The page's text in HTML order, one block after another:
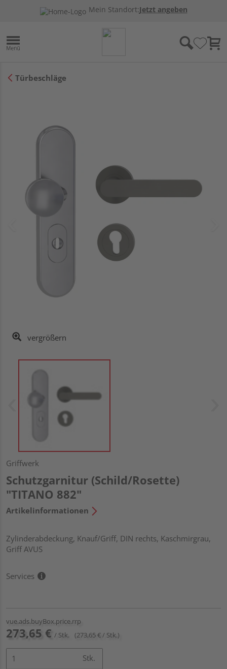
Mein Standort:Jetzt angeben
Türbeschläge
vergrößern
Griffwerk
Schutzgarnitur (Schild/Rosette)
"TITANO 882"
Artikelinformationen
Zylinderabdeckung, Knauf/Griff, DIN rechts, Kaschmirgrau,
Griff AVUS
Services
vue.ads.buyBox.price.rrp
273,65 € / Stk. (273,65 € / Stk.)
Stk.